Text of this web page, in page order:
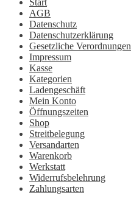
Start
AGB
Datenschutz
Datenschutzerklärung
Gesetzliche Verordnungen
Impressum
Kasse
Kategorien
Ladengeschäft
Mein Konto
Öffnungszeiten
Shop
Streitbelegung
Versandarten
Warenkorb
Werkstatt
Widerrufsbelehrung
Zahlungsarten